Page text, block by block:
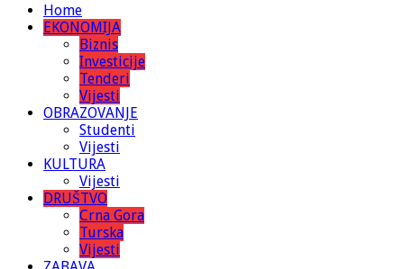
Home
EKONOMIJA
Biznis
Investicije
Tenderi
Vijesti
OBRAZOVANJE
Studenti
Vijesti
KULTURA
Vijesti
DRUŠTVO
Crna Gora
Turska
Vijesti